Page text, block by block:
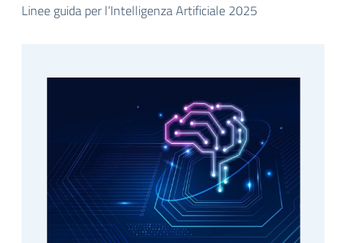
Linee guida per l’Intelligenza Artificiale 2025